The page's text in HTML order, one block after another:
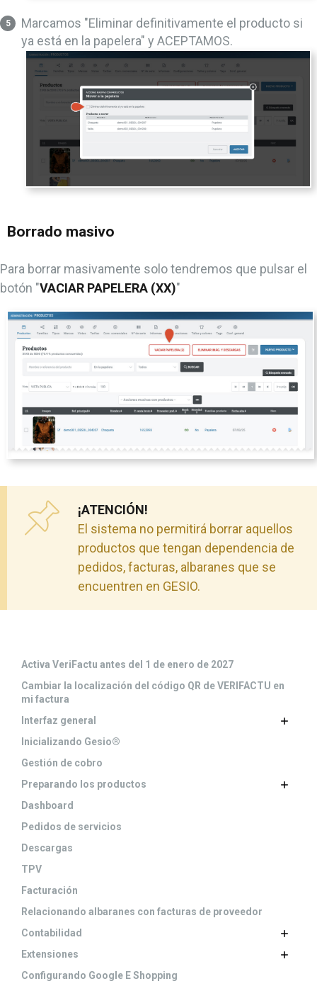
Marcamos "Eliminar definitivamente el producto si
ya está en la papelera" y ACEPTAMOS.
Borrado masivo
Para borrar masivamente solo tendremos que pulsar el
botón "VACIAR PAPELERA (XX)"
¡ATENCIÓN!
El sistema no permitirá borrar aquellos
productos que tengan dependencia de
pedidos, facturas, albaranes que se
encuentren en GESIO.
Activa VeriFactu antes del 1 de enero de 2027
Cambiar la localización del código QR de VERIFACTU en
mi factura
Interfaz general
Inicializando Gesio®
Gestión de cobro
Preparando los productos
Dashboard
Pedidos de servicios
Descargas
TPV
Facturación
Relacionando albaranes con facturas de proveedor
Contabilidad
Extensiones
Configurando Google E Shopping